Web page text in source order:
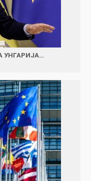
УНГАРИЈА…